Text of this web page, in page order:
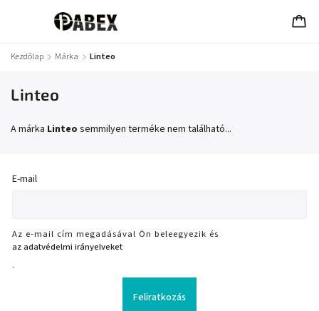
Kezdőlap / Márka / Linteo
Linteo
A márka Linteo semmilyen terméke nem található...
E-mail
Az e-mail cím megadásával Ön beleegyezik és
az adatvédelmi irányelveket
.
Feliratkozás